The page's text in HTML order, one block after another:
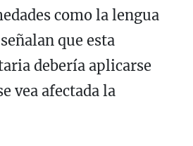
como la lengua
que esta
debería aplicarse
vea afectada la